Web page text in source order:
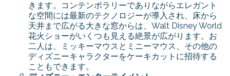
きます。コンテンポラリーでありながらエレガント
な空間には最新のテクノロジーが導入され、床から
天井まで広がる大きな窓からは、Walt Disney World
花火ショーがいくつも見える絶景が広がります。お
二人は、ミッキーマウスとミニーマウス、その他の
ディズニーキャラクターをケーキカットに招待する
こともできます。